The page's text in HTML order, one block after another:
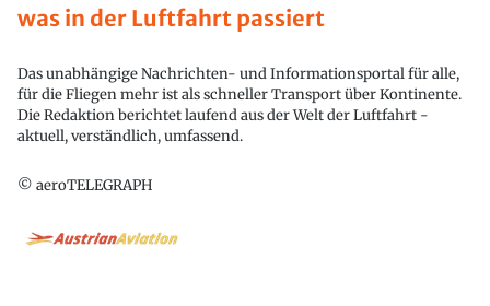
was in der Luftfahrt passiert
Das unabhängige Nachrichten- und Informationsportal für alle,
für die Fliegen mehr ist als schneller Transport über Kontinente.
Die Redaktion berichtet laufend aus der Welt der Luftfahrt -
aktuell, verständlich, umfassend.
© aeroTELEGRAPH